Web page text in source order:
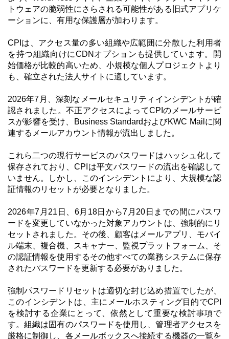
トウェアの脆弱性にさらされる可能性がある旧式アプリケ
ーションに、有用な保護層が加わります。
CPIは、アクセス量の多い組織や広範囲に分散した利用者
を持つ組織向けにCDNオプションも提供しています。開
始価格が比較的高いため、小規模な個人プロジェクトより
も、確立された法人サイトに適しています。
2026年7月、深刻なメールセキュリティインシデントが確
認されました。不正アクセスによってCPIのメールサービ
スが影響を受け、Business StandardおよびKWC Mailに関
連するメールアカウント情報が流出しました。
これら二つの現行サービスのパスワードはハッシュ化して
保存されており、CPIは平文パスワードの流出を確認して
いません。しかし、このインシデントにより、大規模な認
証情報のリセットが必要となりました。
2026年7月21日、6月18日から7月20日までの間にパスワ
ードを変更していなかった対象アカウントは、強制的にリ
セットされました。その後、顧客はメールアプリ、モバイ
ル端末、複合機、スキャナー、監視プラットフォーム、そ
の認証情報を使用するその他すべての業務システムに保存
されたパスワードを更新する必要がありました。
強制パスワードリセットは適切な封じ込め措置でしたが、
このインシデントは、主にメールホスティング目的でCPI
を検討する企業にとって、依然として重要な検討事項で
す。組織は固有のパスワードを使用し、管理者アクセスを
厳格に制御し、各メールボックスへ接続する機器の一覧を